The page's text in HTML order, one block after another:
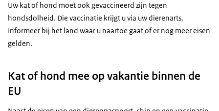
Uw kat of hond moet ook gevaccineerd zijn tegen
hondsdolheid. Die vaccinatie krijgt u via uw dierenarts.
Informeer bij het land waar u naartoe gaat of er nog meer eisen
gelden.
Kat of hond mee op vakantie binnen de
EU